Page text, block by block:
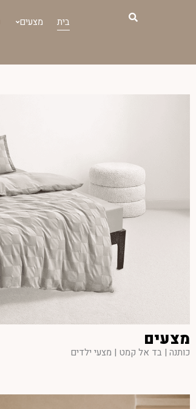
בית מצעים
מצעים
כותנה | בד אל קמט | מצעי ילדים